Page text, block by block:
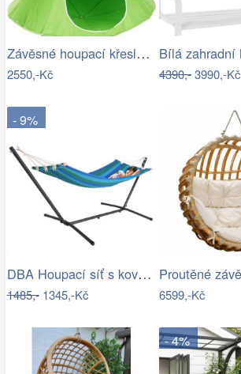
Závěsné houpací křeslo Kids zelená
2550,-Kč 4390,-3990,-Kč
- 9%
DBA Houpací síť s kovovým rámem 200 x…
1485,-1345,-Kč 6599,-Kč
- 4%